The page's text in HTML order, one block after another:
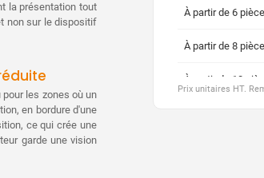
la présentation tout
non sur le dispositif
les zones où un
en bordure d'une
ce qui crée une
garde une vision
À partir de 6
À partir de 8
À partir de 10
Prix unitaires HT.